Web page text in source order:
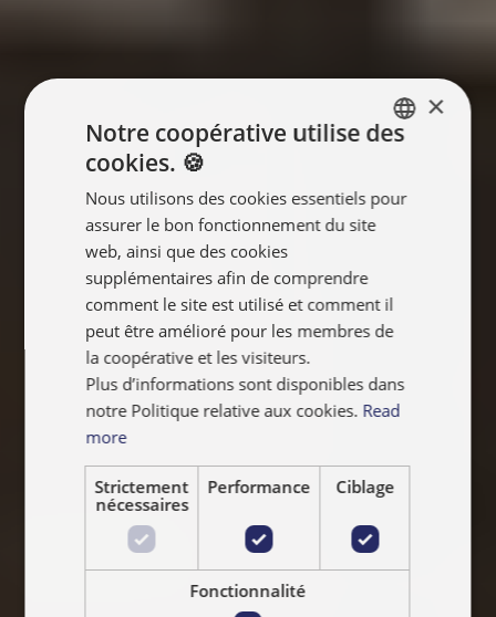
FRANÇAIS
×
Notre coopérative utilise des
cookies. 🍪
Nous utilisons des cookies essentiels pour
assurer le bon fonctionnement du site
web, ainsi que des cookies
supplémentaires afin de comprendre
comment le site est utilisé et comment il
peut être amélioré pour les membres de
la coopérative et les visiteurs.
Plus d’informations sont disponibles dans
notre Politique relative aux cookies. Read
more
Strictement
nécessaires
Performance Ciblage
Fonctionnalité